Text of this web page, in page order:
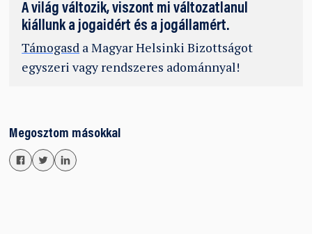
A világ változik, viszont mi változatlanul
kiállunk a jogaidért és a jogállamért.
Támogasd a Magyar Helsinki Bizottságot
egyszeri vagy rendszeres adománnyal!
Megosztom másokkal